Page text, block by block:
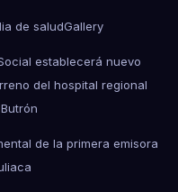
de saludGallery
establecerá nuevo
del hospital regional
de la primera emisora